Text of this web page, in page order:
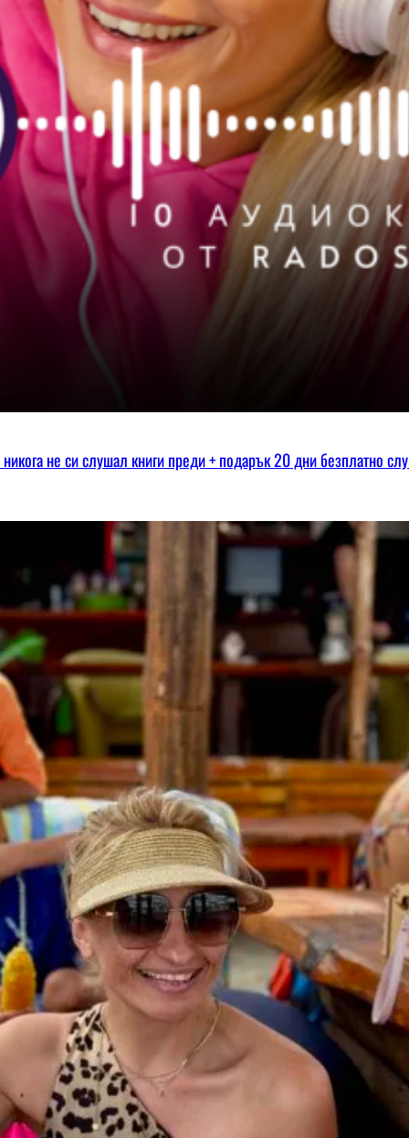
не си слушал книги преди + подарък 20 дни безплатно